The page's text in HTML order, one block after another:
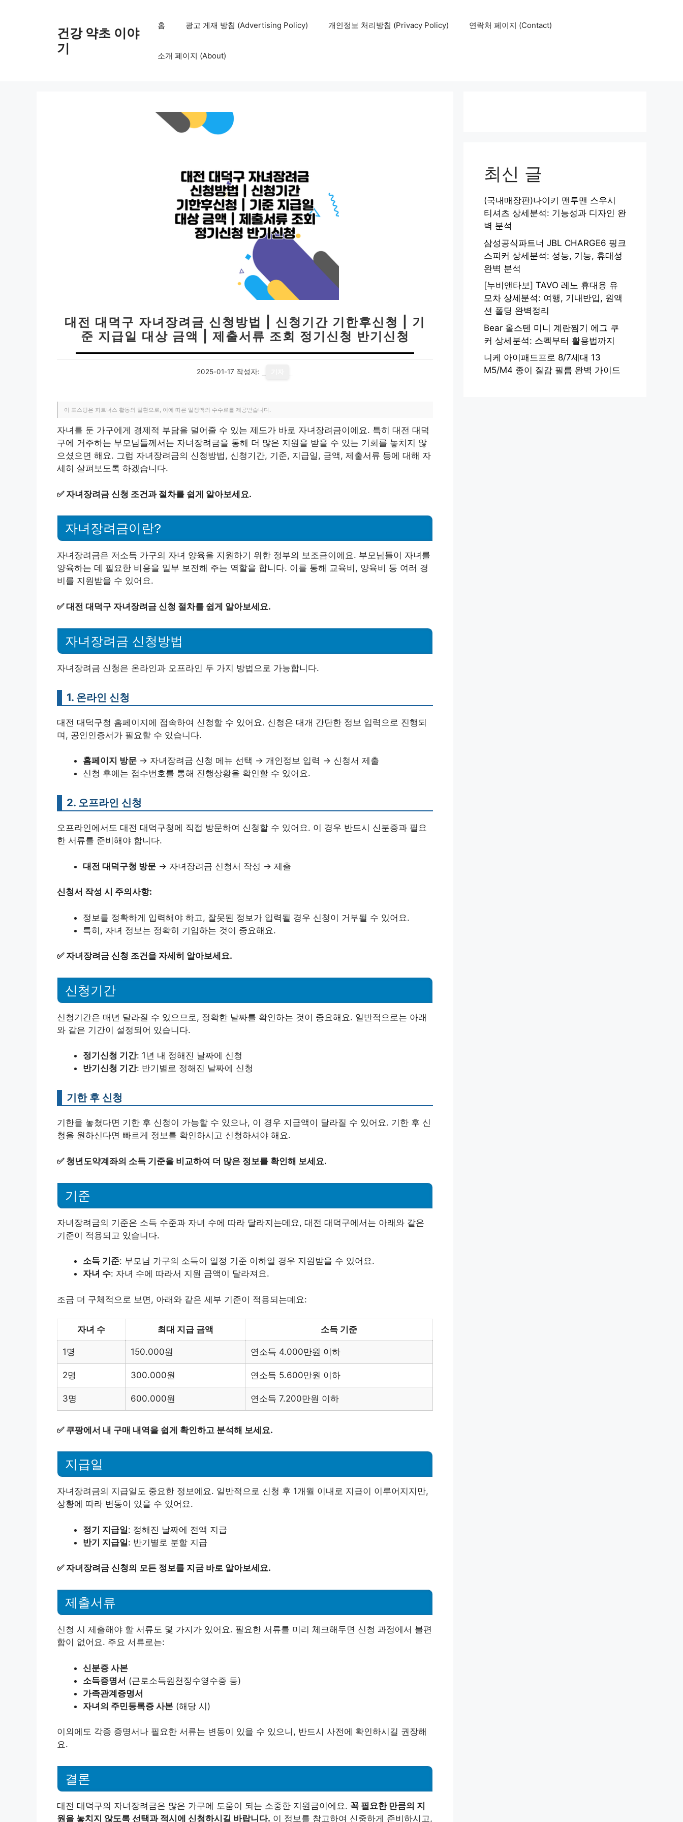
건강 약초 이야
기
홈 광고 게재 방침 (Advertising Policy) 개인정보 처리방침 (Privacy Policy) 연락처 페이지 (Contact)
소개 페이지 (About)
대전 대덕구 자녀장려금 신청방법 | 신청기간 기한후신청 | 기
준 지급일 대상 금액 | 제출서류 조회 정기신청 반기신청
2025-01-17 작성자:
이 포스팅은 파트너스 활동의 일환으로, 이에 따른 일정액의 수수료를 제공받습니다.
자녀를 둔 가구에게 경제적 부담을 덜어줄 수 있는 제도가 바로 자녀장려금이에요. 특히 대전 대덕
구에 거주하는 부모님들께서는 자녀장려금을 통해 더 많은 지원을 받을 수 있는 기회를 놓치지 않
으셨으면 해요. 그럼 자녀장려금의 신청방법, 신청기간, 기준, 지급일, 금액, 제출서류 등에 대해 자
세히 살펴보도록 하겠습니다.
✅ 자녀장려금 신청 조건과 절차를 쉽게 알아보세요.
자녀장려금이란?
자녀장려금은 저소득 가구의 자녀 양육을 지원하기 위한 정부의 보조금이에요. 부모님들이 자녀를
양육하는 데 필요한 비용을 일부 보전해 주는 역할을 합니다. 이를 통해 교육비, 양육비 등 여러 경
비를 지원받을 수 있어요.
✅대전 대덕구 자녀장려금 신청 절차를 쉽게 알아보세요.
자녀장려금 신청방법
자녀장려금 신청은 온라인과 오프라인 두 가지 방법으로 가능합니다.
1. 온라인 신청
대전 대덕구청 홈페이지에 접속하여 신청할 수 있어요. 신청은 대개 간단한 정보 입력으로 진행되
며, 공인인증서가 필요할 수 있습니다.
홈페이지 방문 → 자녀장려금 신청 메뉴 선택 → 개인정보 입력 → 신청서 제출
신청 후에는 접수번호를 통해 진행상황을 확인할 수 있어요.
2. 오프라인 신청
오프라인에서도 대전 대덕구청에 직접 방문하여 신청할 수 있어요. 이 경우 반드시 신분증과 필요
한 서류를 준비해야 합니다.
대전 대덕구청 방문 → 자녀장려금 신청서 작성 → 제출
신청서 작성 시 주의사항:
정보를 정확하게 입력해야 하고, 잘못된 정보가 입력될 경우 신청이 거부될 수 있어요.
특히, 자녀 정보는 정확히 기입하는 것이 중요해요.
✅ 자녀장려금 신청 조건을 자세히 알아보세요.
신청기간
신청기간은 매년 달라질 수 있으므로, 정확한 날짜를 확인하는 것이 중요해요. 일반적으로는 아래
와 같은 기간이 설정되어 있습니다.
정기신청 기간: 1년 내 정해진 날짜에 신청
반기신청 기간: 반기별로 정해진 날짜에 신청
기한 후 신청
기한을 놓쳤다면 기한 후 신청이 가능할 수 있으나, 이 경우 지급액이 달라질 수 있어요. 기한 후 신
청을 원하신다면 빠르게 정보를 확인하시고 신청하셔야 해요.
✅ 청년도약계좌의 소득 기준을 비교하여 더 많은 정보를 확인해 보세요.
기준
자녀장려금의 기준은 소득 수준과 자녀 수에 따라 달라지는데요, 대전 대덕구에서는 아래와 같은
기준이 적용되고 있습니다.
소득 기준: 부모님 가구의 소득이 일정 기준 이하일 경우 지원받을 수 있어요.
자녀 수: 자녀 수에 따라서 지원 금액이 달라져요.
조금 더 구체적으로 보면, 아래와 같은 세부 기준이 적용되는데요:
자녀 수 최대 지급 금액 소득 기준
1명 150.000원 연소득 4.000만원 이하
2명 300.000원 연소득 5.600만원 이하
3명 600.000원 연소득 7.200만원 이하
✅ 쿠팡에서 내 구매 내역을 쉽게 확인하고 분석해 보세요.
지급일
자녀장려금의 지급일도 중요한 정보에요. 일반적으로 신청 후 1개월 이내로 지급이 이루어지지만,
상황에 따라 변동이 있을 수 있어요.
정기 지급일: 정해진 날짜에 전액 지급
반기 지급일: 반기별로 분할 지급
✅ 자녀장려금 신청의 모든 정보를 지금 바로 알아보세요.
제출서류
신청 시 제출해야 할 서류도 몇 가지가 있어요. 필요한 서류를 미리 체크해두면 신청 과정에서 불편
함이 없어요. 주요 서류로는:
신분증 사본
소득증명서 (근로소득원천징수영수증 등)
가족관계증명서
자녀의 주민등록증 사본 (해당 시)
이외에도 각종 증명서나 필요한 서류는 변동이 있을 수 있으니, 반드시 사전에 확인하시길 권장해
요.
결론
대전 대덕구의 자녀장려금은 많은 가구에 도움이 되는 소중한 지원금이에요. 꼭 필요한 만큼의 지
원을 놓치지 않도록 선택과 적시에 신청하시길 바랍니다. 이 정보를 참고하여 신중하게 준비하시고,
최신 글
(국내매장판)나이키 맨투맨 스우시
티셔츠 상세분석: 기능성과 디자인 완
벽 분석
삼성공식파트너 JBL CHARGE6 핑크
스피커 상세분석: 성능, 기능, 휴대성
완벽 분석
[누비앤타보] TAVO 레노 휴대용 유
모차 상세분석: 여행, 기내반입, 원액
션 폴딩 완벽정리
Bear 올스텐 미니 계란찜기 에그 쿠
커 상세분석: 스펙부터 활용법까지
니케 아이패드프로 8/7세대 13
M5/M4 종이 질감 필름 완벽 가이드